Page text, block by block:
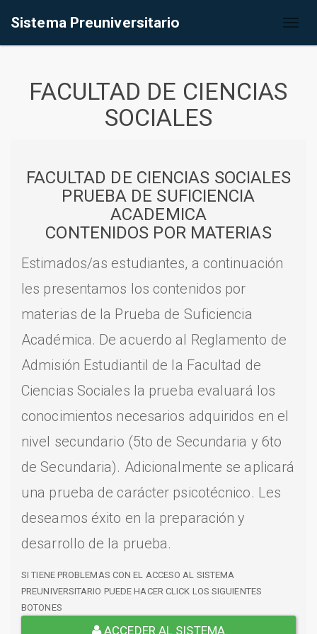
Sistema Preuniversitario
FACULTAD DE CIENCIAS
SOCIALES
FACULTAD DE CIENCIAS SOCIALES
PRUEBA DE SUFICIENCIA
ACADEMICA
CONTENIDOS POR MATERIAS
Estimados/as estudiantes, a continuación
les presentamos los contenidos por
materias de la Prueba de Suficiencia
Académica. De acuerdo al Reglamento de
Admisión Estudiantil de la Facultad de
Ciencias Sociales la prueba evaluará los
conocimientos necesarios adquiridos en el
nivel secundario (5to de Secundaria y 6to
de Secundaria). Adicionalmente se aplicará
una prueba de carácter psicotécnico. Les
deseamos éxito en la preparación y
desarrollo de la prueba.
SI TIENE PROBLEMAS CON EL ACCESO AL SISTEMA
PREUNIVERSITARIO PUEDE HACER CLICK LOS SIGUIENTES
BOTONES
ACCEDER AL SISTEMA